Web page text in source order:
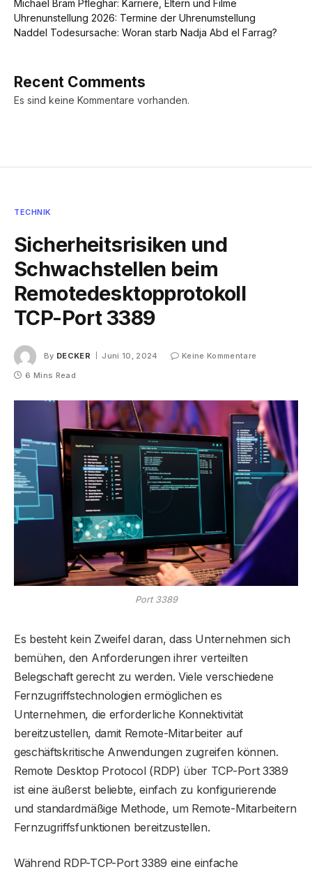
Michael Bram Pfleghar: Karriere, Eltern und Filme
Uhrenunstellung 2026: Termine der Uhrenumstellung
Naddel Todesursache: Woran starb Nadja Abd el Farrag?
Recent Comments
Es sind keine Kommentare vorhanden.
TECHNIK
Sicherheitsrisiken und
Schwachstellen beim
Remotedesktopprotokoll
TCP-Port 3389
By DECKER Juni 10, 2024
Keine Kommentare
6 Mins Read
Port 3389
Es besteht kein Zweifel daran, dass Unternehmen sich
bemühen, den Anforderungen ihrer verteilten
Belegschaft gerecht zu werden. Viele verschiedene
Fernzugriffstechnologien ermöglichen es
Unternehmen, die erforderliche Konnektivität
bereitzustellen, damit Remote-Mitarbeiter auf
geschäftskritische Anwendungen zugreifen können.
Remote Desktop Protocol (RDP) über TCP-Port 3389
ist eine äußerst beliebte, einfach zu konfigurierende
und standardmäßige Methode, um Remote-Mitarbeitern
Fernzugriffsfunktionen bereitzustellen.
Während RDP-TCP-Port 3389 eine einfache